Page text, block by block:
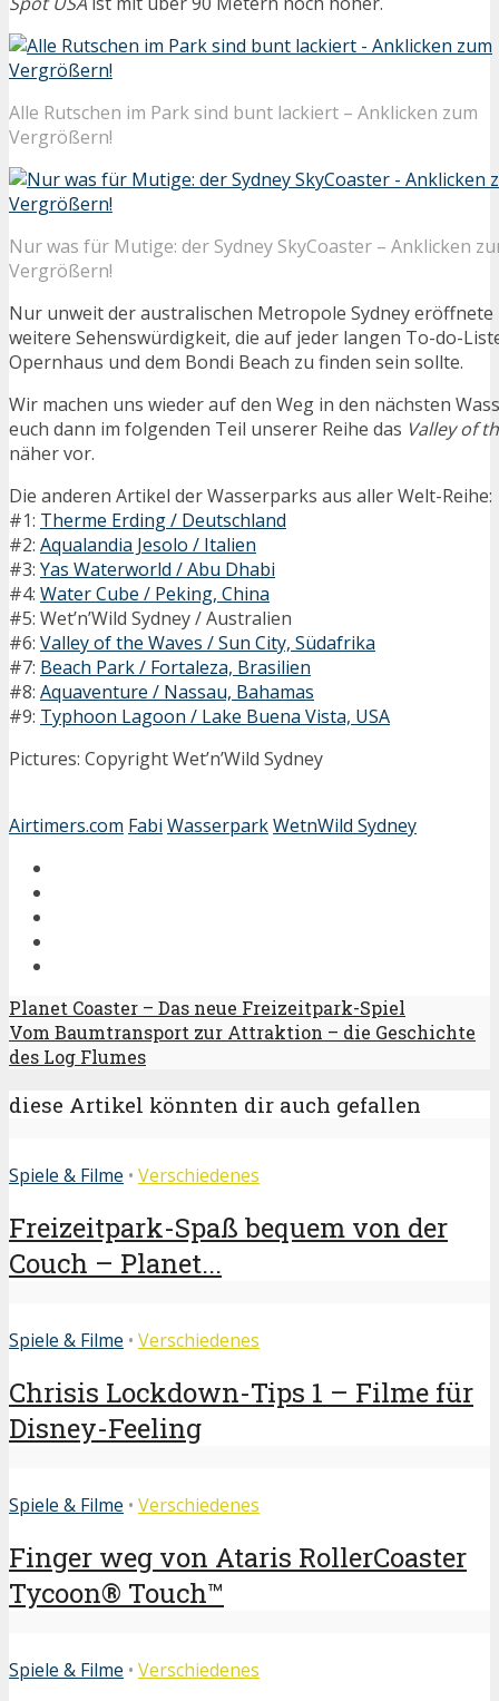
Alle Rutschen im Park sind bunt lackiert – Anklicken zum
Vergrößern!
Nur was für Mutige: der Sydney SkyCoaster – Anklicken
Vergrößern!
Nur unweit der australischen Metropole Sydney eröffnete
weitere Sehenswürdigkeit, die auf jeder langen To-do-
Opernhaus und dem Bondi Beach zu finden sein sollte.
Wir machen uns wieder auf den Weg in den nächsten
euch dann im folgenden Teil unserer Reihe das Valley of
näher vor.
Die anderen Artikel der Wasserparks aus aller Welt-Reihe:
#1: Therme Erding / Deutschland
#2: Aqualandia Jesolo / Italien
#3: Yas Waterworld / Abu Dhabi
#4: Water Cube / Peking, China
#5: Wet’n’Wild Sydney / Australien
#6: Valley of the Waves / Sun City, Südafrika
#7: Beach Park / Fortaleza, Brasilien
#8: Aquaventure / Nassau, Bahamas
#9: Typhoon Lagoon / Lake Buena Vista, USA
Pictures: Copyright Wet’n’Wild Sydney
Airtimers.com Fabi WasserparkWetnWild Sydney
Planet Coaster – Das neue Freizeitpark-Spiel
Vom Baumtransport zur Attraktion – die Geschichte
des Log Flumes
diese Artikel könnten dir auch gefallen
Spiele & Filme • Verschiedenes
Freizeitpark-Spaß bequem von der
Couch – Planet...
Spiele & Filme • Verschiedenes
Chrisis Lockdown-Tips 1 – Filme für
Disney-Feeling
Spiele & Filme • Verschiedenes
Finger weg von Ataris RollerCoaster
Tycoon® Touch™
Spiele & Filme • Verschiedenes